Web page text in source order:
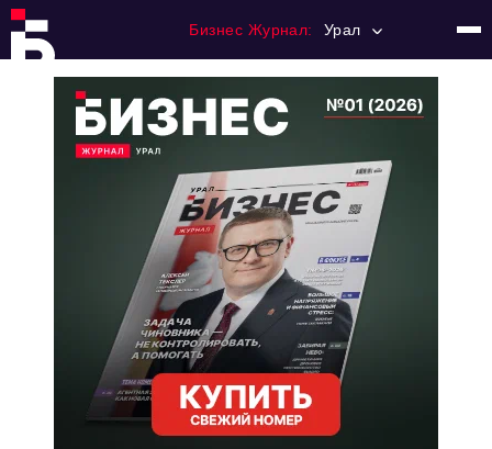
Бизнес Журнал: Урал
Тема номера